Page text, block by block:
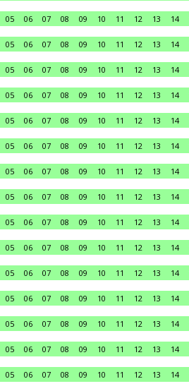
05 06 07 08 09 10 11 12 13 14
05 06 07 08 09 10 11 12 13 14
05 06 07 08 09 10 11 12 13 14
05 06 07 08 09 10 11 12 13 14
05 06 07 08 09 10 11 12 13 14
05 06 07 08 09 10 11 12 13 14
05 06 07 08 09 10 11 12 13 14
05 06 07 08 09 10 11 12 13 14
05 06 07 08 09 10 11 12 13 14
05 06 07 08 09 10 11 12 13 14
05 06 07 08 09 10 11 12 13 14
05 06 07 08 09 10 11 12 13 14
05 06 07 08 09 10 11 12 13 14
05 06 07 08 09 10 11 12 13 14
05 06 07 08 09 10 11 12 13 14